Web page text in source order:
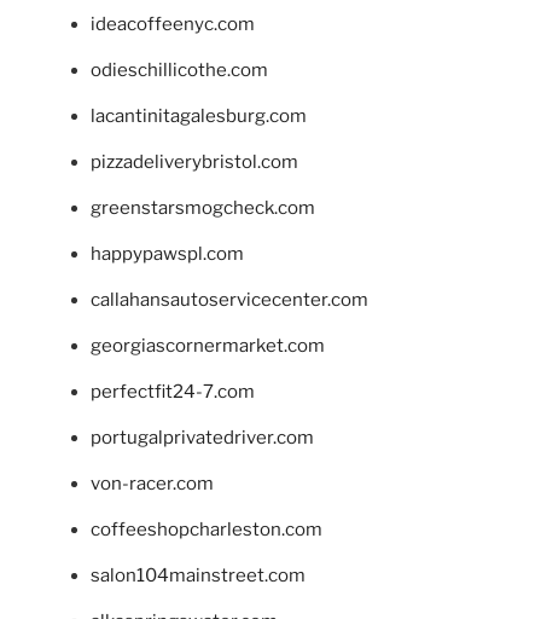
ideacoffeenyc.com
odieschillicothe.com
lacantinitagalesburg.com
pizzadeliverybristol.com
greenstarsmogcheck.com
happypawspl.com
callahansautoservicecenter.com
georgiascornermarket.com
perfectfit24-7.com
portugalprivatedriver.com
von-racer.com
coffeeshopcharleston.com
salon104mainstreet.com